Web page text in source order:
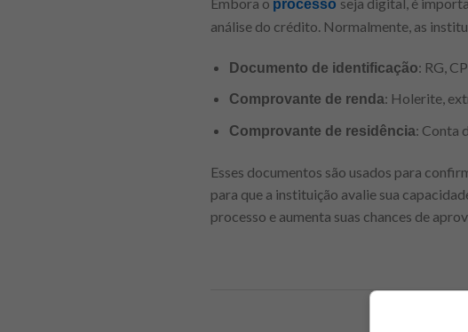
processo
análise do crédito. Normalmente, as
Documento de identificação: RG,
Comprovante de renda: Holerite,
Comprovante de residência: Conta
Esses documentos são usados para
para que a instituição avalie sua
processo e aumenta suas chances de